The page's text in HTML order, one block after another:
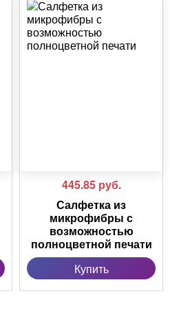
445.85 руб.
Салфетка из
микрофибры с
возможностью
полноцветной печати
Купить